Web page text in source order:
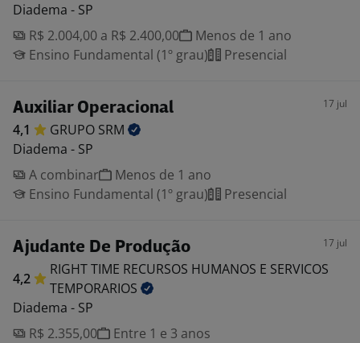
Diadema - SP
R$ 2.004,00 a R$ 2.400,00
Menos de 1 ano
Ensino Fundamental (1º grau)
Presencial
Auxiliar Operacional 17 jul
4,1 GRUPO SRM
Diadema - SP
A combinar
Menos de 1 ano
Ensino Fundamental (1º grau)
Presencial
Ajudante De Produção 17 jul
4,2
RIGHT TIME RECURSOS HUMANOS E SERVICOS
TEMPORARIOS
Diadema - SP
R$ 2.355,00
Entre 1 e 3 anos